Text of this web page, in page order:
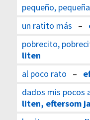
pequeño, pequeña
un ratito más –
pobrecito,
liten
al poco rato –
dados mis pocos
liten, eftersom